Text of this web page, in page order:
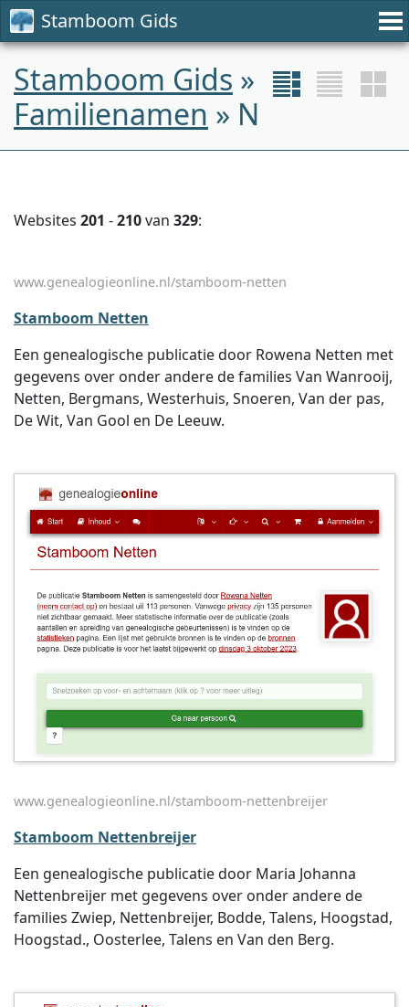
Stamboom Gids
Stamboom Gids »
Familienamen » N
Websites 201 -210van 329:
www.genealogieonline.nl/stamboom-netten
Stamboom Netten
Een genealogische publicatie door Rowena Netten met
gegevens over onder andere de families Van Wanrooij,
Netten, Bergmans, Westerhuis, Snoeren, Van der pas,
De Wit, Van Gool en De Leeuw.
www.genealogieonline.nl/stamboom-nettenbreijer
Stamboom Nettenbreijer
Een genealogische publicatie door Maria Johanna
Nettenbreijer met gegevens over onder andere de
families Zwiep, Nettenbreijer, Bodde, Talens, Hoogstad,
Hoogstad., Oosterlee, Talens en Van den Berg.